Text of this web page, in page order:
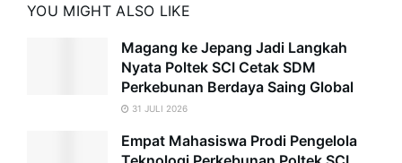
YOU MIGHT ALSO LIKE
Magang ke Jepang Jadi Langkah
Nyata Poltek SCI Cetak SDM
Perkebunan Berdaya Saing Global
31 JULI 2026
Empat Mahasiswa Prodi Pengelola